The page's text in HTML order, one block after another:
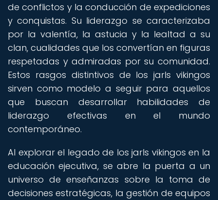
de conflictos y la conducción de expediciones
y conquistas. Su liderazgo se caracterizaba
por la valentía, la astucia y la lealtad a su
clan, cualidades que los convertían en figuras
respetadas y admiradas por su comunidad.
Estos rasgos distintivos de los jarls vikingos
sirven como modelo a seguir para aquellos
que buscan desarrollar habilidades de
liderazgo efectivas en el mundo
contemporáneo.
Al explorar el legado de los jarls vikingos en la
educación ejecutiva, se abre la puerta a un
universo de enseñanzas sobre la toma de
decisiones estratégicas, la gestión de equipos